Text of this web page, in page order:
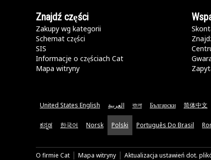
Znajdź części
Zakupy wg kategorii
Schemat części
SIS
Informacje o częściach Cat
Mapa witryny
United States English العربية বাংলা Български 简体中文
ಕನ್ನಡ 한국어 Norsk Polski Português Do Brasil
O firmie Cat Mapa witryny Aktualizacja ustawień dot.